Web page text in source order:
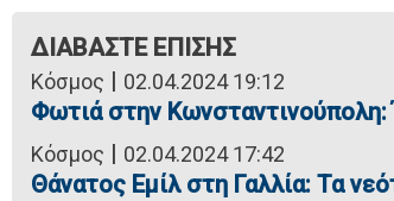
ΔΙΑΒΑΣΤΕ ΕΠΙΣΗΣ
Κόσμος | 02.04.2024 19:12
Φωτιά στην Κωνσταντινούπολη:
Κόσμος | 02.04.2024 17:42
Θάνατος Εμίλ στη Γαλλία: Τα